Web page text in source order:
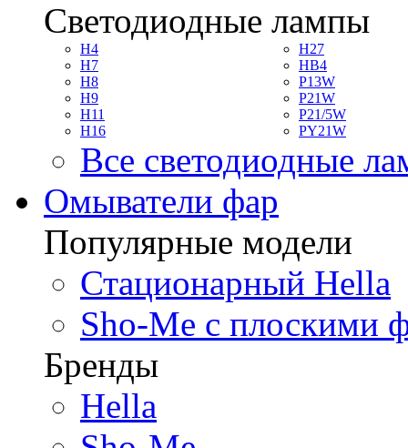
Светодиодные лампы
H4
H7
H8
H9
H11
H16
H27
HB4
P13W
P21W
P21/5W
PY21W
Все светодиодные
Омыватели фар
Популярные модели
Стационарный Hella
Sho-Me с плоскими
Бренды
Hella